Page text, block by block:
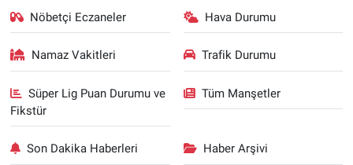
Nöbetçi Eczaneler Hava Durumu
Namaz Vakitleri Trafik Durumu
Süper Lig Puan Durumu ve
Fikstür
Tüm Manşetler
Son Dakika Haberleri Haber Arşivi